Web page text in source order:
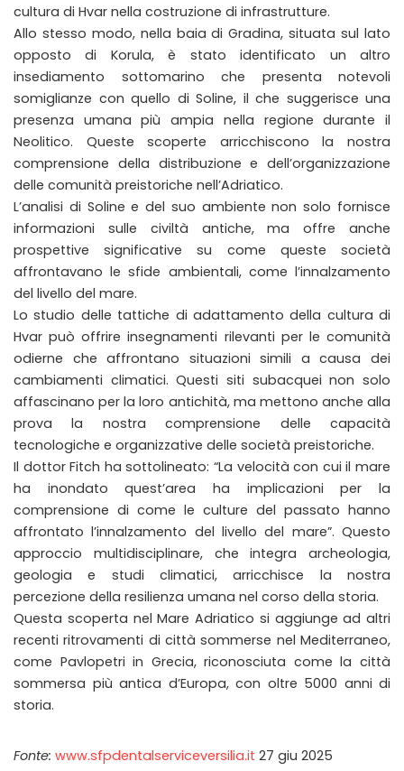
cultura di Hvar nella costruzione di infrastrutture.
Allo stesso modo, nella baia di Gradina, situata sul lato
opposto di Korula, è stato identificato un altro
insediamento sottomarino che presenta notevoli
somiglianze con quello di Soline, il che suggerisce una
presenza umana più ampia nella regione durante il
Neolitico. Queste scoperte arricchiscono la nostra
comprensione della distribuzione e dell’organizzazione
delle comunità preistoriche nell’Adriatico.
L’analisi di Soline e del suo ambiente non solo fornisce
informazioni sulle civiltà antiche, ma offre anche
prospettive significative su come queste società
affrontavano le sfide ambientali, come l’innalzamento
del livello del mare.
Lo studio delle tattiche di adattamento della cultura di
Hvar può offrire insegnamenti rilevanti per le comunità
odierne che affrontano situazioni simili a causa dei
cambiamenti climatici. Questi siti subacquei non solo
affascinano per la loro antichità, ma mettono anche alla
prova la nostra comprensione delle capacità
tecnologiche e organizzative delle società preistoriche.
Il dottor Fitch ha sottolineato: “La velocità con cui il mare
ha inondato quest’area ha implicazioni per la
comprensione di come le culture del passato hanno
affrontato l’innalzamento del livello del mare”. Questo
approccio multidisciplinare, che integra archeologia,
geologia e studi climatici, arricchisce la nostra
percezione della resilienza umana nel corso della storia.
Questa scoperta nel Mare Adriatico si aggiunge ad altri
recenti ritrovamenti di città sommerse nel Mediterraneo,
come Pavlopetri in Grecia, riconosciuta come la città
sommersa più antica d’Europa, con oltre 5000 anni di
storia.
Fonte: www.sfpdentalserviceversilia.it 27 giu 2025